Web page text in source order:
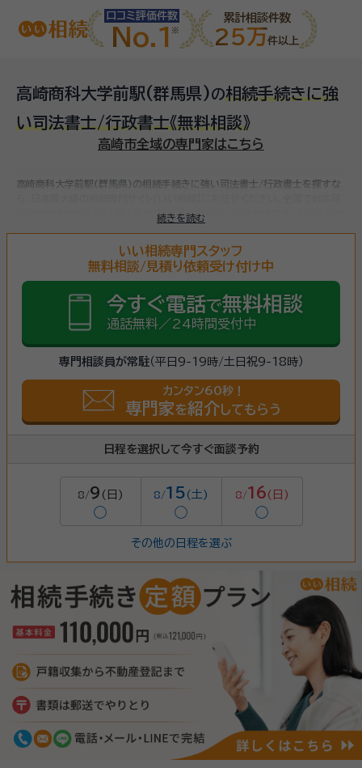
口コミ評価件数
No.1
累計相談件数
25万件以上
高崎商科大学前駅(群馬県)の相続手続きに強
い司法書士/行政書士《無料相談》
高崎市全域の専門家はこちら
続きを読む
高崎商科大学前駅(群馬県)の相続手続きに強い司法書士/行政書士を探すな
能な相続手続きに強い司法書士/行政書士をお探しいただけます。
告・納税（相続財産が基礎控除額を超えていた場合）など多岐に渡るため、相続
手続きに強い専門家にまずは相談しましょう。
いい相続専門スタッフ
無料相談/見積り依頼受け付け中
今すぐ電話で無料相談
通話無料／24時間受付中
専門相談員が常駐（平日9-19時/土日祝9-18時）
カンタン60秒！
専門家を紹介 してもらう
日程を選択して今すぐ面談予約
8/9 (日)
◯
8/15(土)
◯
8/16 (日)
◯
その他の日程を選ぶ